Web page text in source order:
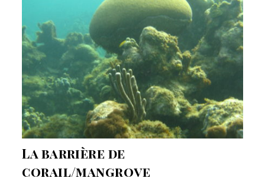
La barrière de
corail/mangrove